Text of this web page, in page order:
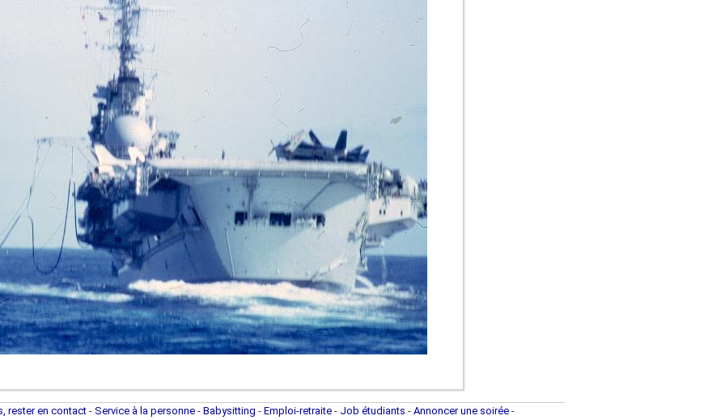
rester en contact - Service à la personne - Babysitting - Emploi-retraite - Job étudiants - Annoncer une soirée -